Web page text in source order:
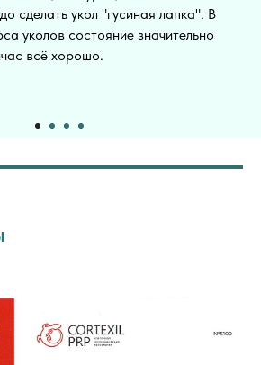
сделать укол "гусиная лапка". В
уколов состояние значительно
всё хорошо.